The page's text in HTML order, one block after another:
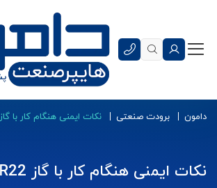
دامون برودت صنعتی نکات ایمنی هنگام کار با گاز R22
نکات ایمنی هنگام کار با گاز R22